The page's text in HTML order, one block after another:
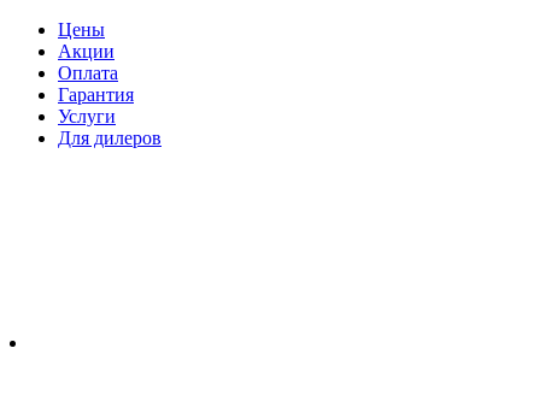
Цены
Акции
Оплата
Гарантия
Услуги
Для дилеров